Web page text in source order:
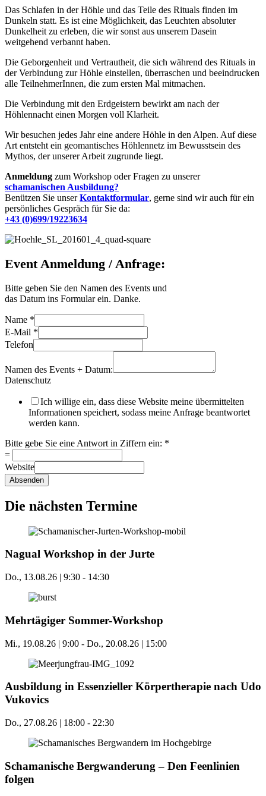
Das Schlafen in der Höhle und das Teile des Rituals finden im
Dunkeln statt. Es ist eine Möglichkeit, das Leuchten absoluter
Dunkelheit zu erleben, die wir sonst aus unserem Dasein
weitgehend verbannt haben.
Die Geborgenheit und Vertrautheit, die sich während des Rituals in
der Verbindung zur Höhle einstellen, überraschen und beeindrucken
alle TeilnehmerInnen, die zum ersten Mal mitmachen.
Die Verbindung mit den Erdgeistern bewirkt am nach der
Höhlennacht einen Morgen voll Klarheit.
Wir besuchen jedes Jahr eine andere Höhle in den Alpen. Auf diese
Art entsteht ein geomantisches Höhlennetz im Bewusstsein des
Mythos, der unserer Arbeit zugrunde liegt.
Anmeldung zum Workshop oder Fragen zu unserer
schamanischen Ausbildung?
Benützen Sie unserKontaktformular, gerne sind wir auch für ein
persönliches Gespräch für Sie da:
+43 (0)699/19223634
Event Anmeldung / Anfrage:
Bitte geben Sie den Namen des Events und
das Datum ins Formular ein. Danke.
Name *
E-Mail *
Telefon
Namen des Events + Datum:
Datenschutz
Ich willige ein, dass diese Website meine übermittelten
Informationen speichert, sodass meine Anfrage beantwortet
werden kann.
Bitte gebe Sie eine Antwort in Ziffern ein: *
=
Website
Absenden
Die nächsten Termine
Nagual Workshop in der Jurte
Do., 13.08.26 | 9:30 - 14:30
Mehrtägiger Sommer-Workshop
Mi., 19.08.26 | 9:00 - Do., 20.08.26 | 15:00
Ausbildung in Essenzieller Körpertherapie nach Udo
Vukovics
Do., 27.08.26 | 18:00 - 22:30
Schamanische Bergwanderung – Den Feenlinien
folgen